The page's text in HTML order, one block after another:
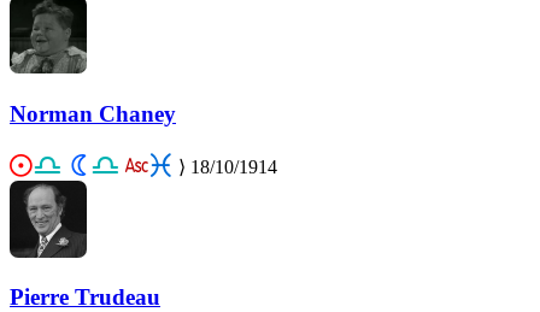
Norman Chaney
⟩ 18/10/1914
Pierre Trudeau